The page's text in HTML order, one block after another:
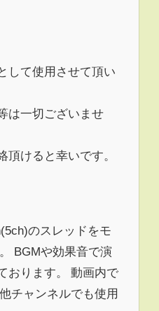
して使用させて頂い
は一切ございませ
けると幸いです。
のスレッドをモ
BGMや効果音で演
おります。 動画内で
チャンネルでも使用